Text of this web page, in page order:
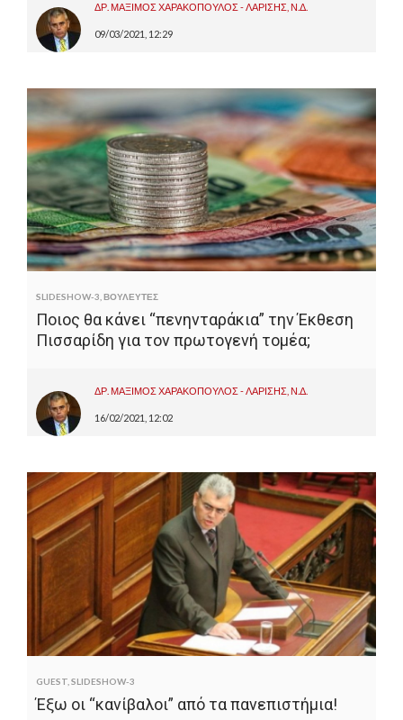
ΔΡ. ΜΑΞΙΜΟΣ ΧΑΡΑΚΟΠΟΥΛΟΣ - ΛΑΡΙΣΗΣ, Ν.Δ.
09/03/2021, 12:29
SLIDESHOW-3,ΒΟΥΛΕΥΤΕΣ
Ποιος θα κάνει “πενηνταράκια” την Έκθεση
Πισσαρίδη για τον πρωτογενή τομέα;
ΔΡ. ΜΑΞΙΜΟΣ ΧΑΡΑΚΟΠΟΥΛΟΣ - ΛΑΡΙΣΗΣ, Ν.Δ.
16/02/2021, 12:02
GUEST SLIDESHOW-3
Έξω οι “κανίβαλοι” από τα πανεπιστήμια!